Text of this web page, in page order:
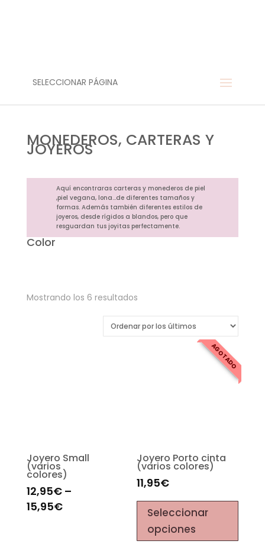
SELECCIONAR PÁGINA
MONEDEROS, CARTERAS Y
JOYEROS
Aquí encontraras carteras y monederos de piel
,piel vegana, lona…de diferentes tamaños y
formas. Además también diferentes estilos de
joyeros, desde rígidos a blandos, pero que
resguardan tus joyitas perfectamente.
Color
Mostrando los 6 resultados
Joyero Small
(varios
colores)
12,95€–
15,95€
AGOTADO
Joyero Porto cinta
(varios colores)
11,95€
Seleccionar
opciones